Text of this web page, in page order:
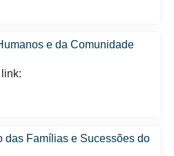
e da Comunidade
das Famílias e Sucessões do